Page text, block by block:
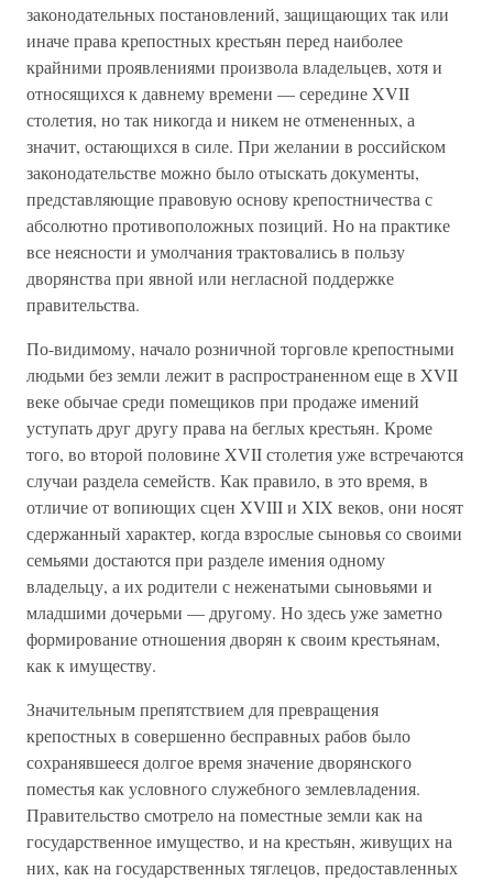
законодательных постановлений, защищающих так или
иначе права крепостных крестьян перед наиболее
крайними проявлениями произвола владельцев, хотя и
относящихся к давнему времени — середине XVII
столетия, но так никогда и никем не отмененных, а
значит, остающихся в силе. При желании в российском
законодательстве можно было отыскать документы,
представляющие правовую основу крепостничества с
абсолютно противоположных позиций. Но на практике
все неясности и умолчания трактовались в пользу
дворянства при явной или негласной поддержке
правительства.
По-видимому, начало розничной торговле крепостными
людьми без земли лежит в распространенном еще в XVII
веке обычае среди помещиков при продаже имений
уступать друг другу права на беглых крестьян. Кроме
того, во второй половине XVII столетия уже встречаются
случаи раздела семейств. Как правило, в это время, в
отличие от вопиющих сцен XVIII и XIX веков, они носят
сдержанный характер, когда взрослые сыновья со своими
семьями достаются при разделе имения одному
владельцу, а их родители с неженатыми сыновьями и
младшими дочерьми — другому. Но здесь уже заметно
формирование отношения дворян к своим крестьянам,
как к имуществу.
Значительным препятствием для превращения
крепостных в совершенно бесправных рабов было
сохранявшееся долгое время значение дворянского
поместья как условного служебного землевладения.
Правительство смотрело на поместные земли как на
государственное имущество, и на крестьян, живущих на
них, как на государственных тяглецов, предоставленных